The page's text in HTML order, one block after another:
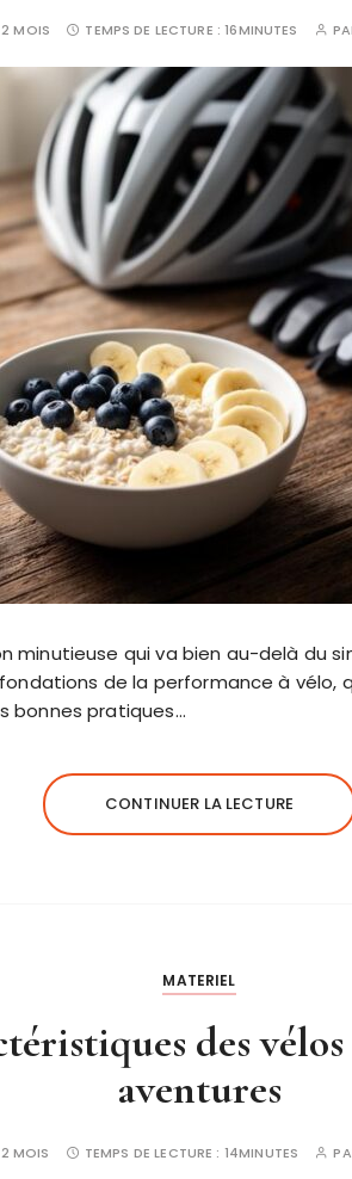
MOIS TEMPS DE LECTURE :16MINUTES
minutieuse qui va bien au-delà du
de la performance à vélo,
bonnes pratiques…
CONTINUER LA LECTURE
MATERIEL
des
aventures
MOIS TEMPS DE LECTURE : 14MINUTES